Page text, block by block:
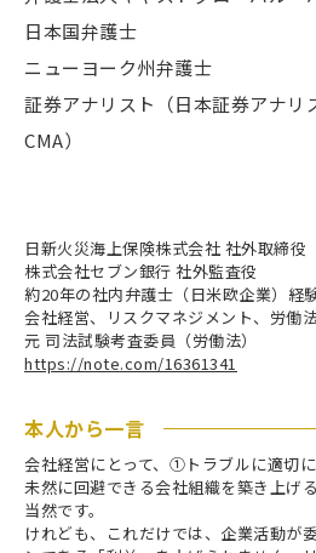
日本国弁護士
ニューヨーク州弁護士
証券アナリスト（日本証券アナリ
CMA）
日新火災海上保険株式会社 社外取締役
株式会社セブン銀行 社外監査役
約20年の社内弁護士（日米欧企業）経
会社経営、リスクマネジメント、労働
元 司法試験考査委員（労働法）
https://note.com/16361341
本人から一言
会社経営にとって、①トラブルに適切
未然に回避できる会社組織を築き上げ
当然です。
けれども、これだけでは、企業活動が